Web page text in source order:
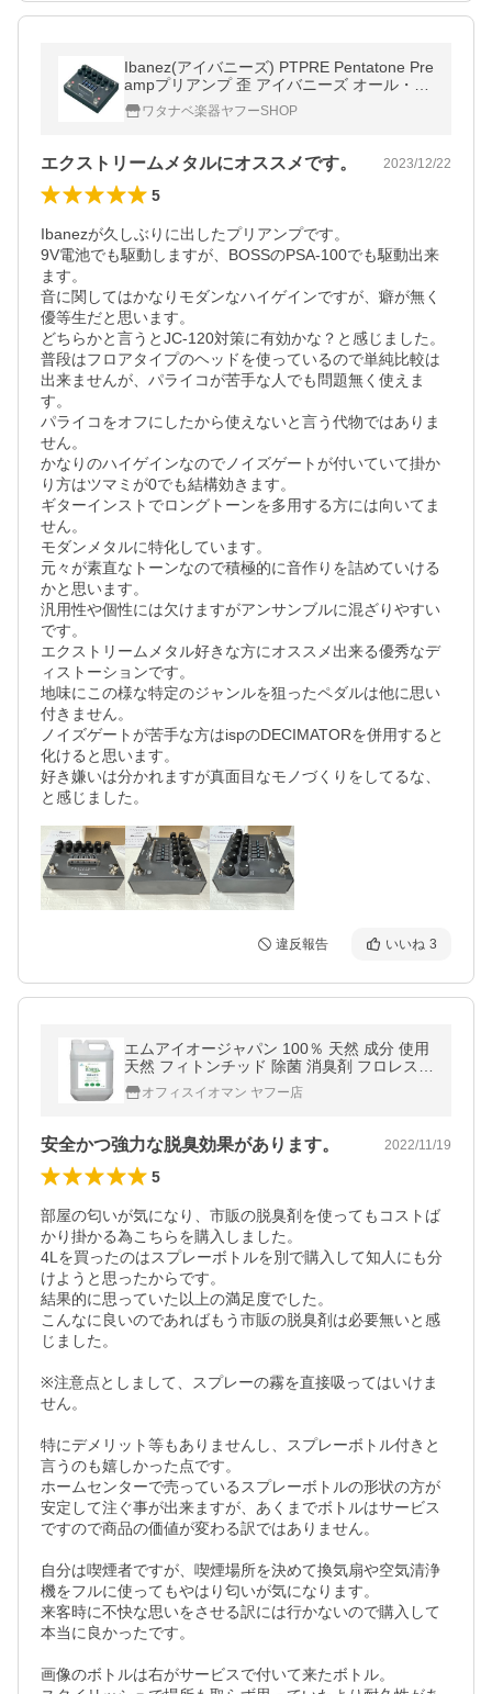
Ibanez(アイバニーズ) PTPRE Pentatone Pre
ampプリアンプ 歪 アイバニーズ オール・ア
ナログ回路 ディストーション ギター用
ワタナベ楽器ヤフーSHOP
エクストリームメタルにオススメです。 2023/12/22
5
Ibanezが久しぶりに出したプリアンプです。
9V電池でも駆動しますが、BOSSのPSA-100でも駆動出来
ます。
音に関してはかなりモダンなハイゲインですが、癖が無く
優等生だと思います。
どちらかと言うとJC-120対策に有効かな？と感じました。
普段はフロアタイプのヘッドを使っているので単純比較は
出来ませんが、パライコが苦手な人でも問題無く使えま
す。
パライコをオフにしたから使えないと言う代物ではありま
せん。
かなりのハイゲインなのでノイズゲートが付いていて掛か
り方はツマミが0でも結構効きます。
ギターインストでロングトーンを多用する方には向いてま
せん。
モダンメタルに特化しています。
元々が素直なトーンなので積極的に音作りを詰めていける
かと思います。
汎用性や個性には欠けますがアンサンブルに混ざりやすい
です。
エクストリームメタル好きな方にオススメ出来る優秀なデ
ィストーションです。
地味にこの様な特定のジャンルを狙ったペダルは他に思い
付きません。
ノイズゲートが苦手な方はispのDECIMATORを併用すると
化けると思います。
好き嫌いは分かれますが真面目なモノづくりをしてるな、
と感じました。
違反報告 いいね 3
エムアイオージャパン 100％ 天然 成分 使用
天然 フィトンチッド 除菌 消臭剤 フロレスタ
業務用４L 詰め替え
オフィスイオマン ヤフー店
安全かつ強力な脱臭効果があります。 2022/11/19
5
部屋の匂いが気になり、市販の脱臭剤を使ってもコストば
かり掛かる為こちらを購入しました。
4Lを買ったのはスプレーボトルを別で購入して知人にも分
けようと思ったからです。
結果的に思っていた以上の満足度でした。
こんなに良いのであればもう市販の脱臭剤は必要無いと感
じました。
※注意点としまして、スプレーの霧を直接吸ってはいけま
せん。
特にデメリット等もありませんし、スプレーボトル付きと
言うのも嬉しかった点です。
ホームセンターで売っているスプレーボトルの形状の方が
安定して注ぐ事が出来ますが、あくまでボトルはサービス
ですので商品の価値が変わる訳ではありません。
自分は喫煙者ですが、喫煙場所を決めて換気扇や空気清浄
機をフルに使ってもやはり匂いが気になります。
来客時に不快な思いをさせる訳には行かないので購入して
本当に良かったです。
画像のボトルは右がサービスで付いて来たボトル。